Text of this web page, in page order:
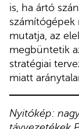
is, ha ártó
számítógépek
mutatja, az
megbüntetik
stratégiai
miatt
Nyitókép: